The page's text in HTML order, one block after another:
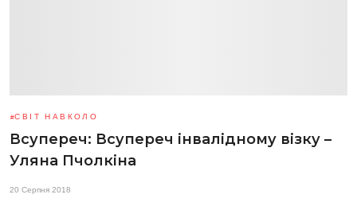
СВІТ НАВКОЛО
Всупереч: Всупереч інвалідному візку –
Уляна Пчолкіна
20 Серпня 2018